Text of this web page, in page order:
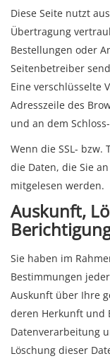
Diese Seite nutzt
Übertragung
Bestellungen oder
Seitenbetreiber
Eine verschlüsselte
Adresszeile des
und an dem
Wenn die SSL- bzw.
die Daten, die Sie
mitgelesen werden.
Auskunft,
Sie haben im
Bestimmungen
Auskunft über Ihre
deren Herkunft und
Datenverarbeitung
Löschung dieser